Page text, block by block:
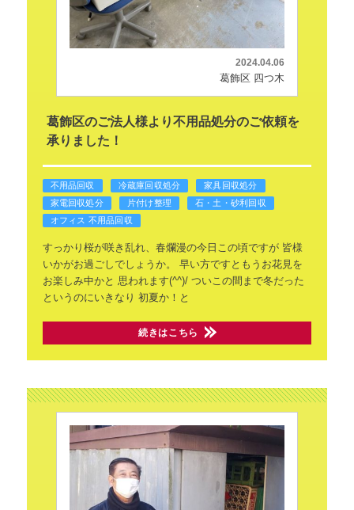
2024.04.06
葛飾区 四つ木
葛飾区のご法人様より不用品処分のご依頼を
承りました！
不用品回収 冷蔵庫回収処分
家具回収処分
家電回収処分
片付け整理
石・土・砂利回収
オフィス 不用品回収
すっかり桜が咲き乱れ、春爛漫の今日この頃ですが皆様
いかがお過ごしでしょうか。
早い方ですともうお花見を
お楽しみ中かと 思われます(^^)/ ついこの間まで冬だった
というのにいきなり 初夏か！と
続きはこちら